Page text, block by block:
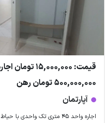
قیمت: 15,000,000 تومان اجاره
500,000,000 تومان رهن
آپارتمان
اجاره واحد ۴۵ متری تک واحدی با حیاط